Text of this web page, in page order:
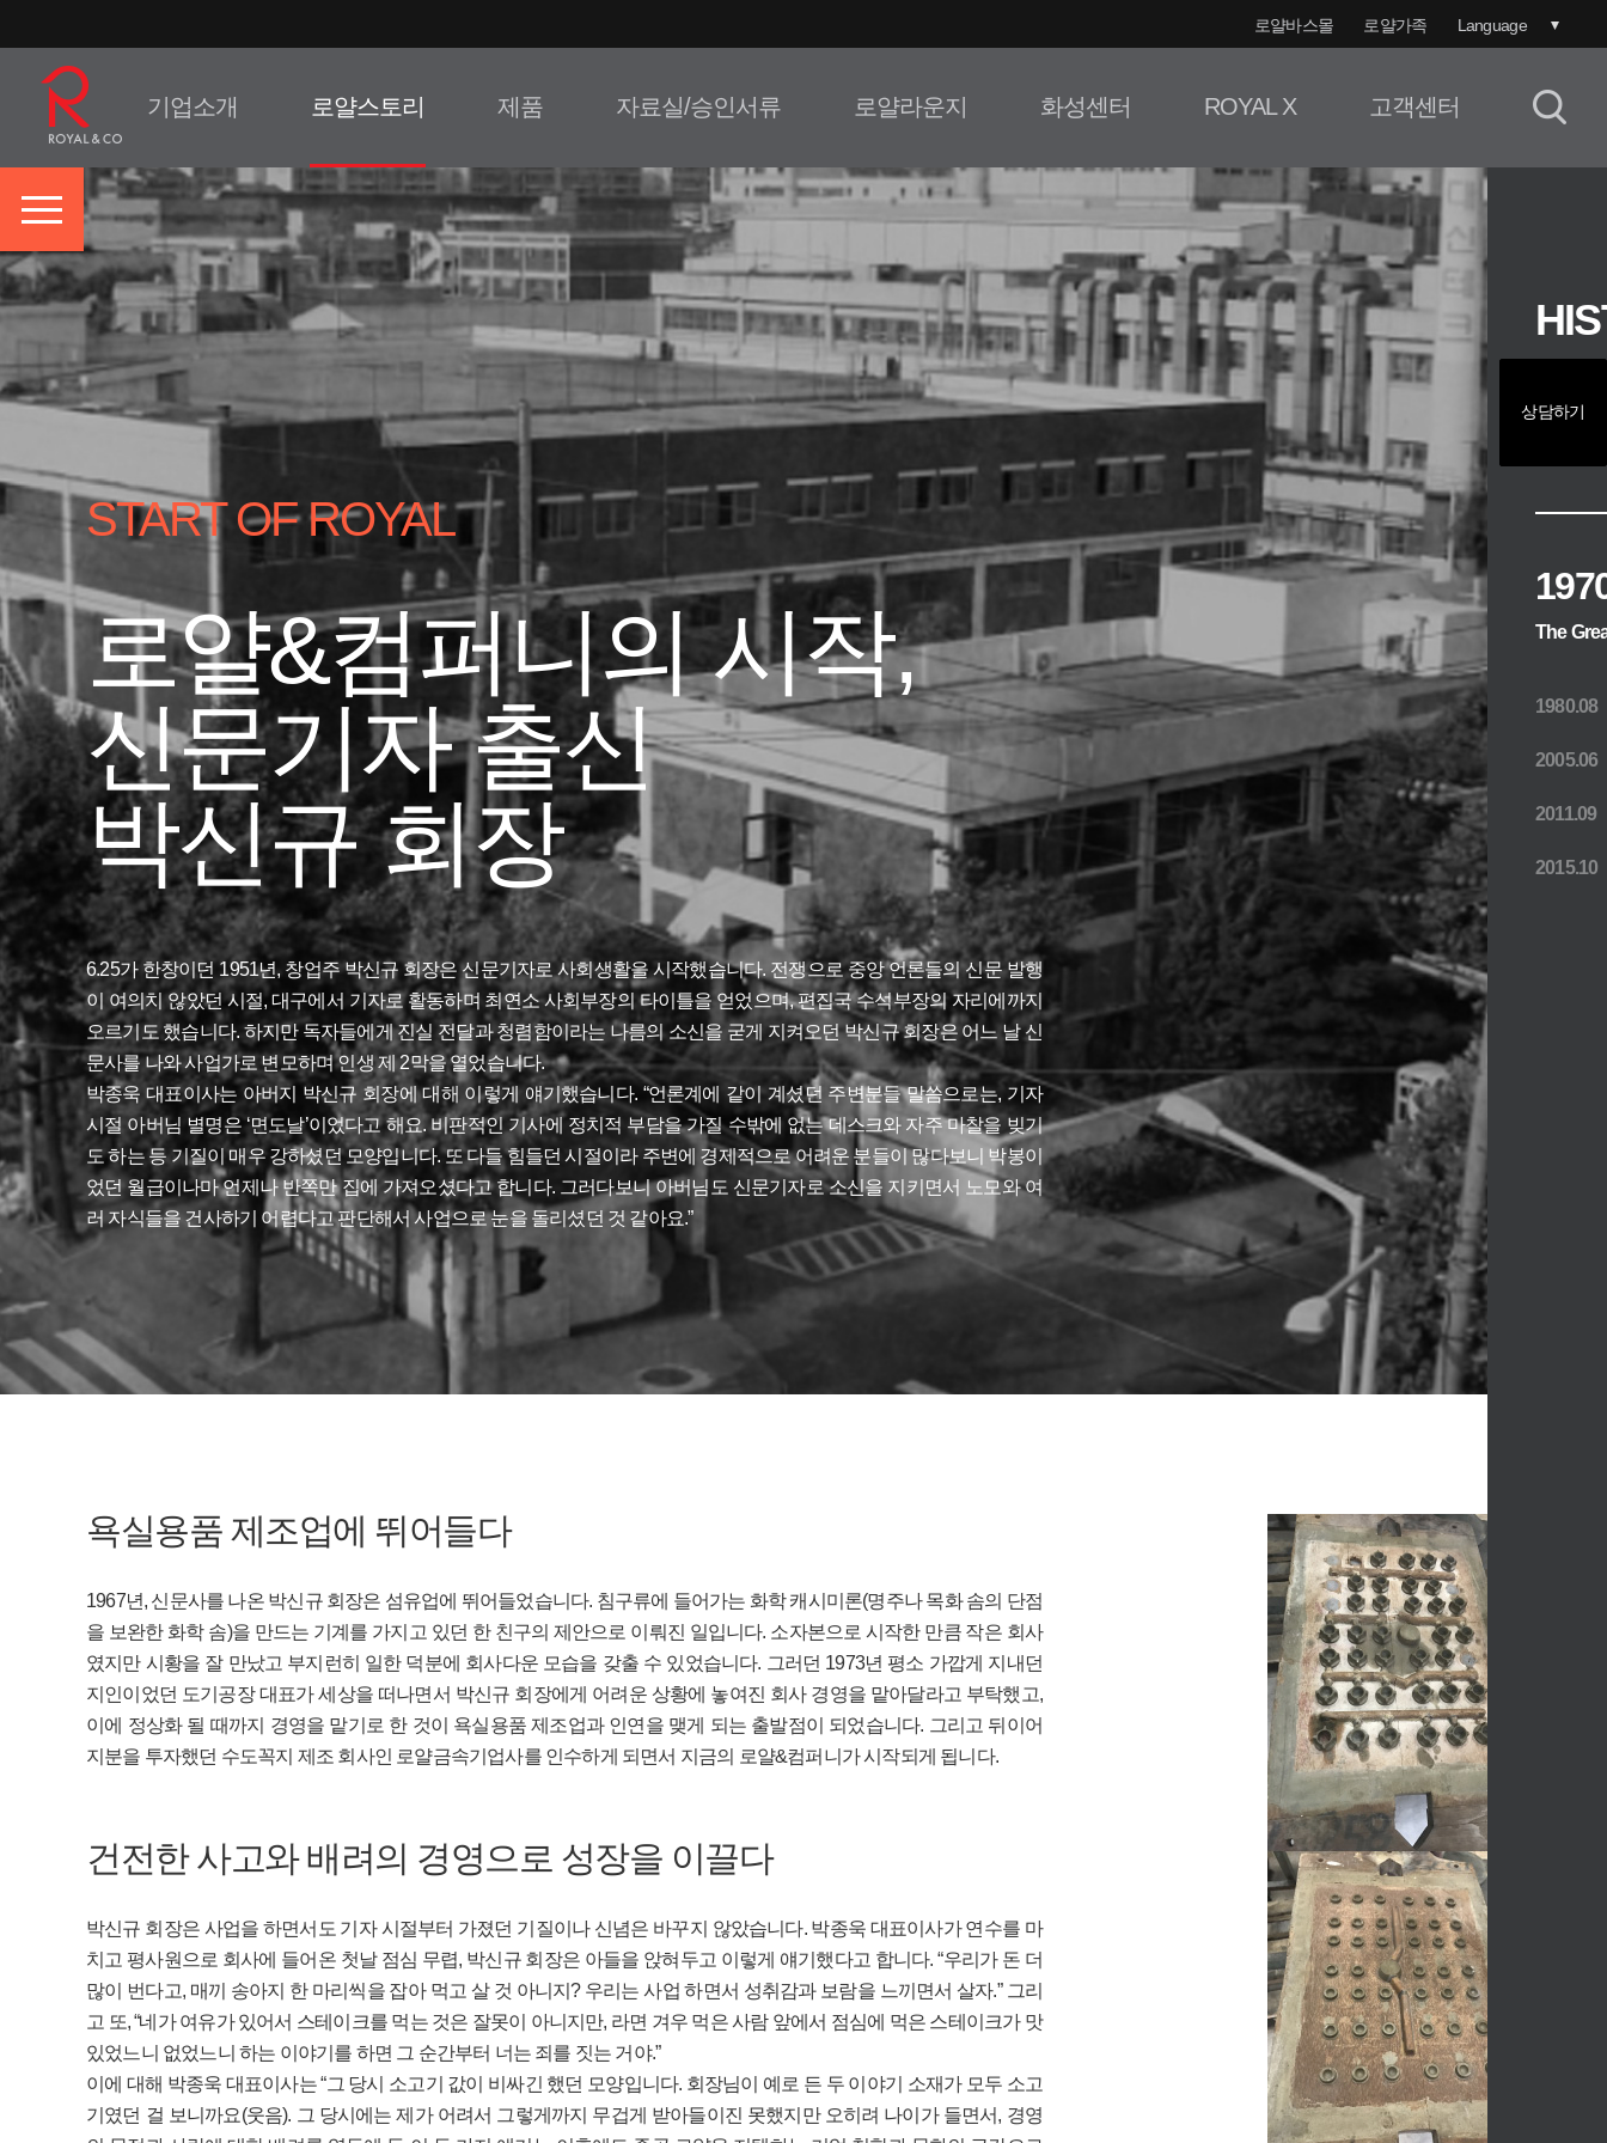
로얄바스몰 로얄가족 Language
기업소개 로얄스토리 제품 자료실/승인서류 로얄라운지 화성센터 ROYAL X 고객센터
상담하기
START OF ROYAL
로얄&컴퍼니의 시작,
신문기자 출신
박신규 회장
6.25가 한창이던 1951년, 창업주 박신규 회장은 신문기자로 사회생활을 시작했습니다. 전쟁으로 중앙 언론들의 신문 발행
이 여의치 않았던 시절, 대구에서 기자로 활동하며 최연소 사회부장의 타이틀을 얻었으며, 편집국 수석부장의 자리에까지
오르기도 했습니다. 하지만 독자들에게 진실 전달과 청렴함이라는 나름의 소신을 굳게 지켜오던 박신규 회장은 어느 날 신
문사를 나와 사업가로 변모하며 인생 제 2막을 열었습니다.
박종욱 대표이사는 아버지 박신규 회장에 대해 이렇게 얘기했습니다. “언론계에 같이 계셨던 주변분들 말씀으로는, 기자
시절 아버님 별명은 ‘면도날’이었다고 해요. 비판적인 기사에 정치적 부담을 가질 수밖에 없는 데스크와 자주 마찰을 빚기
도 하는 등 기질이 매우 강하셨던 모양입니다. 또 다들 힘들던 시절이라 주변에 경제적으로 어려운 분들이 많다보니 박봉이
었던 월급이나마 언제나 반쪽만 집에 가져오셨다고 합니다. 그러다보니 아버님도 신문기자로 소신을 지키면서 노모와 여
러 자식들을 건사하기 어렵다고 판단해서 사업으로 눈을 돌리셨던 것 같아요.”
욕실용품 제조업에 뛰어들다
1967년, 신문사를 나온 박신규 회장은 섬유업에 뛰어들었습니다. 침구류에 들어가는 화학 캐시미론(명주나 목화 솜의 단점
을 보완한 화학 솜)을 만드는 기계를 가지고 있던 한 친구의 제안으로 이뤄진 일입니다. 소자본으로 시작한 만큼 작은 회사
였지만 시황을 잘 만났고 부지런히 일한 덕분에 회사다운 모습을 갖출 수 있었습니다. 그러던 1973년 평소 가깝게 지내던
지인이었던 도기공장 대표가 세상을 떠나면서 박신규 회장에게 어려운 상황에 놓여진 회사 경영을 맡아달라고 부탁했고,
이에 정상화 될 때까지 경영을 맡기로 한 것이 욕실용품 제조업과 인연을 맺게 되는 출발점이 되었습니다. 그리고 뒤이어
지분을 투자했던 수도꼭지 제조 회사인 로얄금속기업사를 인수하게 되면서 지금의 로얄&컴퍼니가 시작되게 됩니다.
건전한 사고와 배려의 경영으로 성장을 이끌다
박신규 회장은 사업을 하면서도 기자 시절부터 가졌던 기질이나 신념은 바꾸지 않았습니다. 박종욱 대표이사가 연수를 마
치고 평사원으로 회사에 들어온 첫날 점심 무렵, 박신규 회장은 아들을 앉혀두고 이렇게 얘기했다고 합니다. “우리가 돈 더
많이 번다고, 매끼 송아지 한 마리씩을 잡아 먹고 살 것 아니지? 우리는 사업 하면서 성취감과 보람을 느끼면서 살자.” 그리
고 또, “네가 여유가 있어서 스테이크를 먹는 것은 잘못이 아니지만, 라면 겨우 먹은 사람 앞에서 점심에 먹은 스테이크가 맛
있었느니 없었느니 하는 이야기를 하면 그 순간부터 너는 죄를 짓는 거야.”
이에 대해 박종욱 대표이사는 “그 당시 소고기 값이 비싸긴 했던 모양입니다. 회장님이 예로 든 두 이야기 소재가 모두 소고
기였던 걸 보니까요(웃음). 그 당시에는 제가 어려서 그렇게까지 무겁게 받아들이진 못했지만 오히려 나이가 들면서, 경영
로얄이
The
1980.08
2005.06
2011.09
2015.10